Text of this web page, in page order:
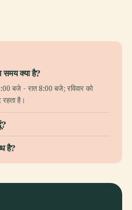
क्या है?
बजे - रात 8:00 बजे; रविवार को
है।
है?